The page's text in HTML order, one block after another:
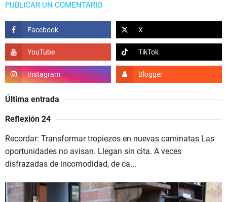
PUBLICAR UN COMENTARIO
Última entrada
Reflexión 24
Recordar: Transformar tropiezos en nuevas caminatas Las
oportunidades no avisan. Llegan sin cita. A veces
disfrazadas de incomodidad, de ca...